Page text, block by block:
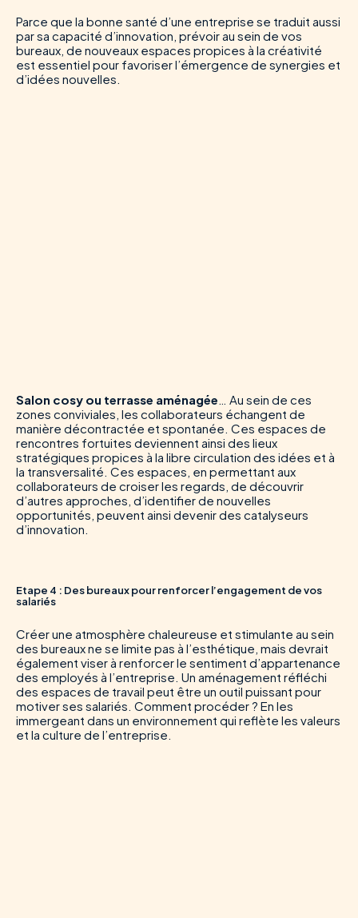
Parce que la bonne santé d’une entreprise se traduit aussi
par sa capacité d’innovation, prévoir au sein de vos
bureaux, de nouveaux espaces propices à la créativité
est essentiel pour favoriser l’émergence de synergies et
d’idées nouvelles.
Salon cosy ou terrasse aménagée… Au sein de ces
zones conviviales, les collaborateurs échangent de
manière décontractée et spontanée. Ces espaces de
rencontres fortuites deviennent ainsi des lieux
stratégiques propices à la libre circulation des idées et à
la transversalité. Ces espaces, en permettant aux
collaborateurs de croiser les regards, de découvrir
d’autres approches, d’identifier de nouvelles
opportunités, peuvent ainsi devenir des catalyseurs
d’innovation.
Etape 4 : Des bureaux pour renforcer l’engagement de vos
salariés
Créer une atmosphère chaleureuse et stimulante au sein
des bureaux ne se limite pas à l’esthétique, mais devrait
également viser à renforcer le sentiment d’appartenance
des employés à l’entreprise. Un aménagement réfléchi
des espaces de travail peut être un outil puissant pour
motiver ses salariés. Comment procéder ? En les
immergeant dans un environnement qui reflète les valeurs
et la culture de l’entreprise.